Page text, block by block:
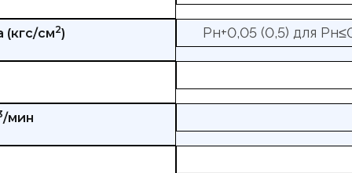
см2) Рн+0,05 (0,5) для
/мин